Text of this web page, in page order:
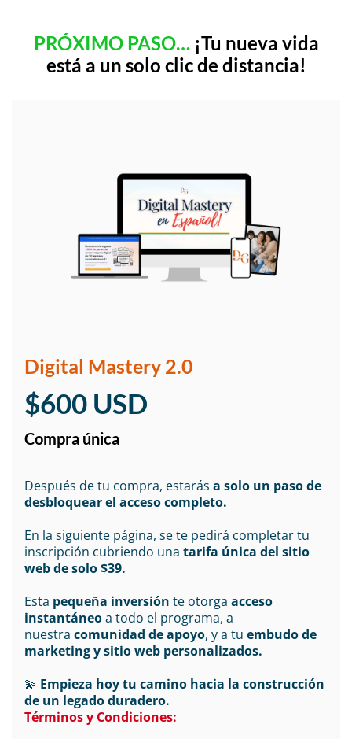
PRÓXIMO PASO… ¡Tu nueva vida
está a un solo clic de distancia!
Digital Mastery 2.0
$600 USD
Compra única
Después de tu compra, estarás a solo un paso de
desbloquear el acceso completo.
En la siguiente página, se te pedirá completar tu
inscripción cubriendo una tarifa única del sitio
web de solo $39.
Esta pequeña inversión te otorga acceso
instantáneoa todo el programa, a
nuestra comunidad de apoyo, y a tu embudo de
marketing y sitio web personalizados.
💫 Empieza hoy tu camino hacia la construcción
de un legado duradero.
Términos y Condiciones: